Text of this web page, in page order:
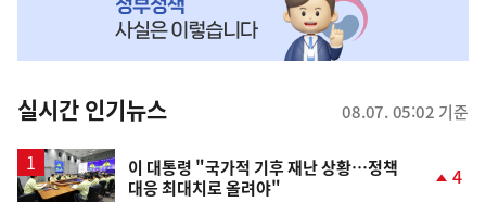
뉴
스
실시간 인기뉴스 08.07. 05:02 기준
이 대통령 "국가적 기후 재난 상황…정책
대응 최대치로 올려야"
4